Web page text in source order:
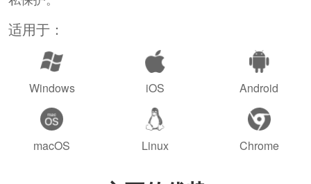
适用于：
Windows iOS Android
macOS Linux Chrome